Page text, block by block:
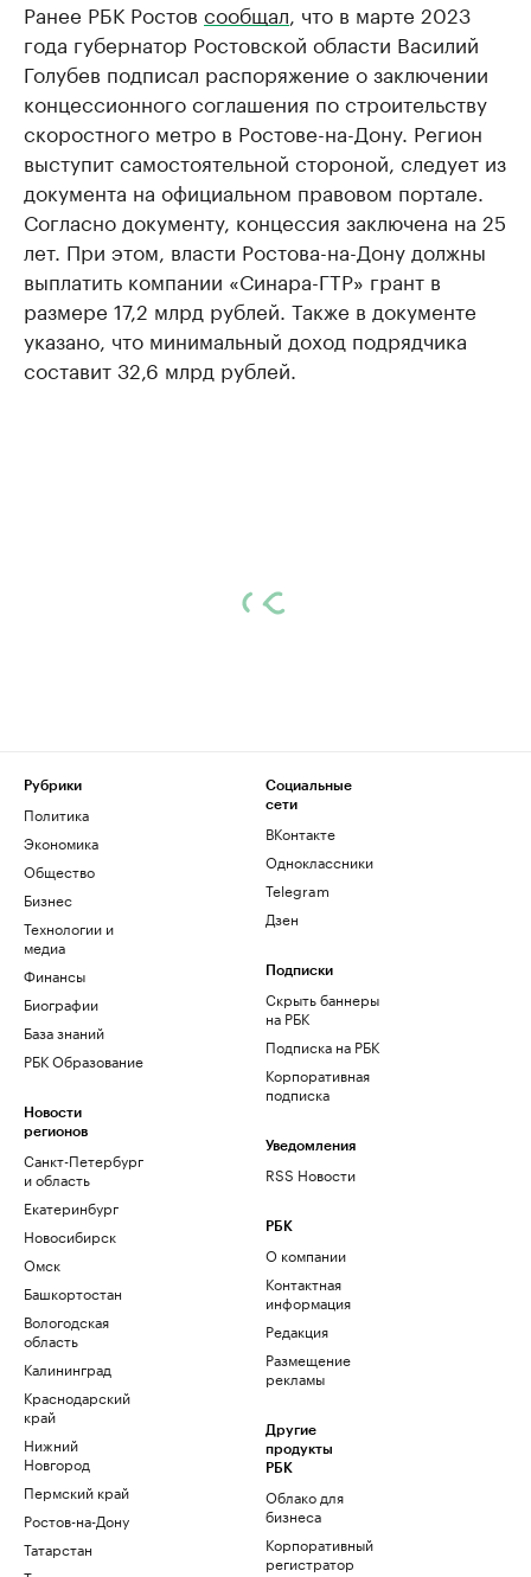
Ранее РБК Ростов сообщал , что в марте 2023
года губернатор Ростовской области Василий
Голубев подписал распоряжение о заключении
концессионного соглашения по строительству
скоростного метро в Ростове-на-Дону. Регион
выступит самостоятельной стороной, следует из
документа на официальном правовом портале.
Согласно документу, концессия заключена на 25
лет. При этом, власти Ростова-на-Дону должны
выплатить компании «Синара-ГТР» грант в
размере 17,2 млрд рублей. Также в документе
указано, что минимальный доход подрядчика
составит 32,6 млрд рублей.
Рубрики
Политика
Экономика
Общество
Бизнес
Технологии и
медиа
Финансы
Биографии
База знаний
РБК Образование
Новости
регионов
Санкт-Петербург
и область
Екатеринбург
Новосибирск
Омск
Башкортостан
Вологодская
область
Калининград
Краснодарский
край
Нижний
Новгород
Пермский край
Ростов-на-Дону
Татарстан
Социальные
сети
ВКонтакте
Одноклассники
Telegram
Дзен
Подписки
Скрыть баннеры
на РБК
Подписка на РБК
Корпоративная
подписка
Уведомления
RSS Новости
РБК
О компании
Контактная
информация
Редакция
Размещение
рекламы
Другие
продукты
РБК
Облако для
бизнеса
Корпоративный
регистратор